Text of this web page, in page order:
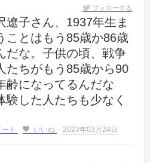
フォローする
遼子さん、1937年生ま
ことはもう85歳か86歳
だな。子供の頃、戦争
たちがもう85歳から90
齢になってるんだな
験した人たちも少なく
ート いいね
2023年03月24日